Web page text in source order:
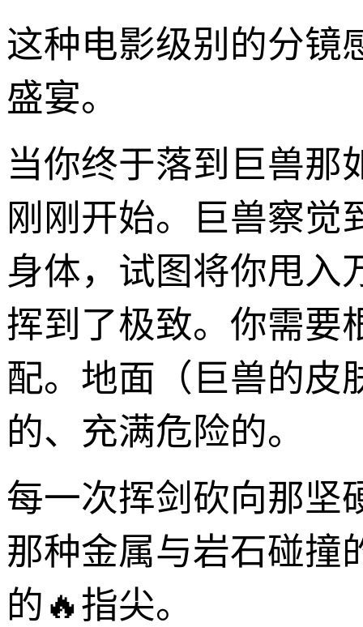
这种电影级别的分镜
盛宴。
当你终于落到巨兽那
刚刚开始。巨兽察觉
身体，试图将你甩入
挥到了极致。你需要
配。地面（巨兽的皮
的、充满危险的。
每一次挥剑砍向那坚
那种金属与岩石碰撞
的🔥指尖。